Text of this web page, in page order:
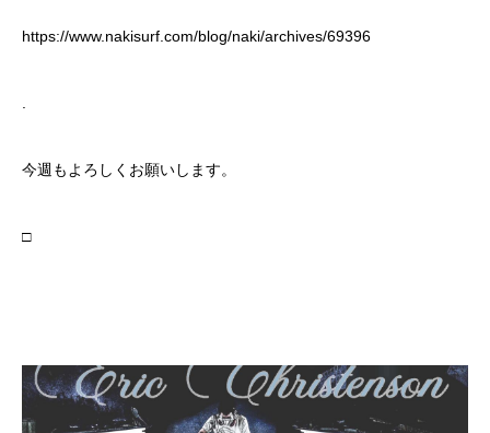
https://www.nakisurf.com/blog/naki/archives/69396
今週もよろしくお願いします。
□